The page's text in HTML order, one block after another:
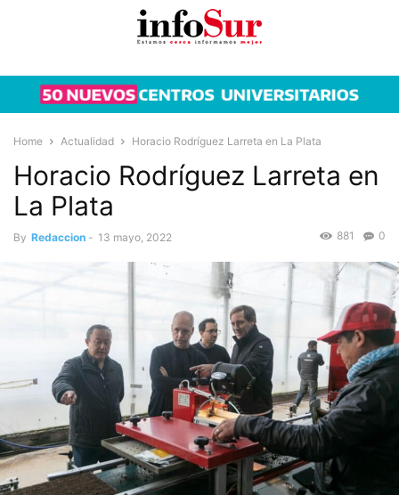
Home Actualidad Horacio Rodríguez Larreta en La Plata
Horacio Rodríguez Larreta en
La Plata
By Redaccion - 13 mayo, 2022 0
881